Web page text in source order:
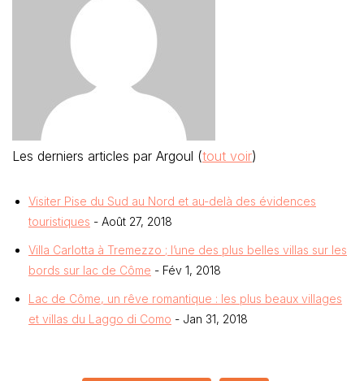
Les derniers articles par Argoul (tout voir)
Visiter Pise du Sud au Nord et au-delà des évidences
touristiques - Août 27, 2018
Villa Carlotta à Tremezzo ; l’une des plus belles villas sur les
bords sur lac de Côme - Fév 1, 2018
Lac de Côme, un rêve romantique : les plus beaux villages
et villas du Laggo di Como - Jan 31, 2018